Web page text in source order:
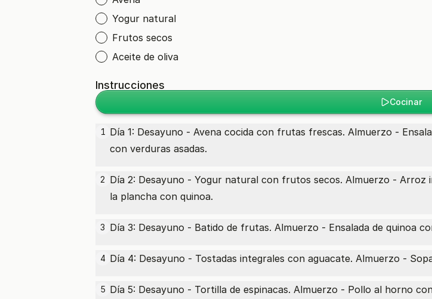
Yogur natural
Frutos secos
Aceite de oliva
Instrucciones
Cocinar
1 Día 1: Desayuno - Avena cocida con frutas frescas. Almuerzo -
con verduras asadas.
2 Día 2: Desayuno - Yogur natural con frutos secos. Almuerzo - Arroz
la plancha con quinoa.
3 Día 3: Desayuno - Batido de frutas. Almuerzo - Ensalada de quinoa
4 Día 4: Desayuno - Tostadas integrales con aguacate. Almuerzo -
5 Día 5: Desayuno - Tortilla de espinacas. Almuerzo - Pollo al horno